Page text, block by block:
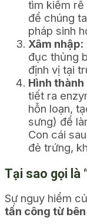
tìm kiếm rễ
để chúng
pháp sinh
Xâm nhập:
đục thủng
định vị tại
Hình thành
tiết ra
hỗn loạn,
sưng) để
Con cái
đẻ trứng,
Tại sao gọi là
Sự nguy hiểm
tấn công từ